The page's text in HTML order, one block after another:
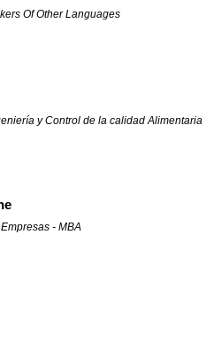
Of Other Languages
y Control de la calidad Alimentaria
- MBA